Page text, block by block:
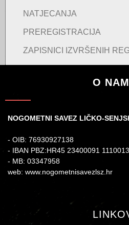
NATJECANJA
PREREGISTRACIJA
ZAPISNICI IZVRŠENIH
O
NOGOMETNI SAVEZ LIČKO-
- OIB: 76930927138
- IBAN PBZ:HR45 23400091
- MB: 03347958
web: www.nogometnisavezlsz.hr